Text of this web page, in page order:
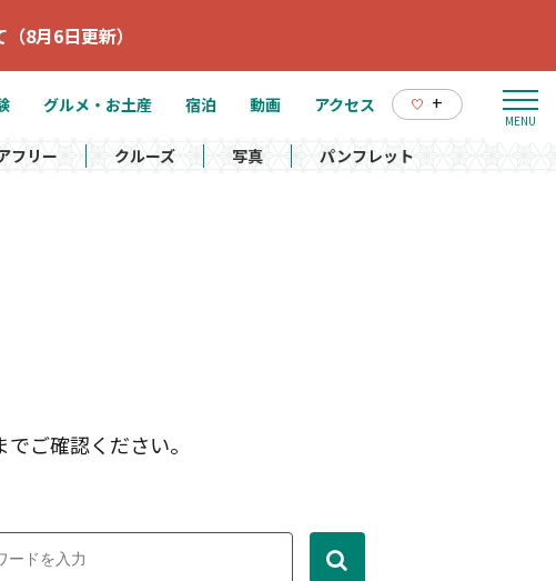
8月6日更新）
グルメ・お土産 宿泊 動画 アクセス +
フリー クルーズ 写真 パンフレット
ご確認ください。